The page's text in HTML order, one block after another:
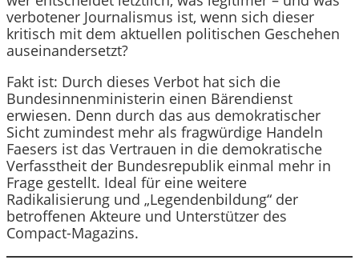
verbotener Journalismus ist, wenn sich dieser
kritisch mit dem aktuellen politischen Geschehen
auseinandersetzt?
Fakt ist: Durch dieses Verbot hat sich die
Bundesinnenministerin einen Bärendienst
erwiesen. Denn durch das aus demokratischer
Sicht zumindest mehr als fragwürdige Handeln
Faesers ist das Vertrauen in die demokratische
Verfasstheit der Bundesrepublik einmal mehr in
Frage gestellt. Ideal für eine weitere
Radikalisierung und „Legendenbildung“ der
betroffenen Akteure und Unterstützer des
Compact-Magazins.